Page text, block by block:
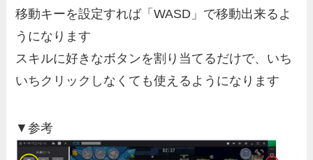
移動キーを設定すれば「WASD」で移動出来るよ
うになります
スキルに好きなボタンを割り当てるだけで、いち
いちクリックしなくても使えるようになります
▼参考